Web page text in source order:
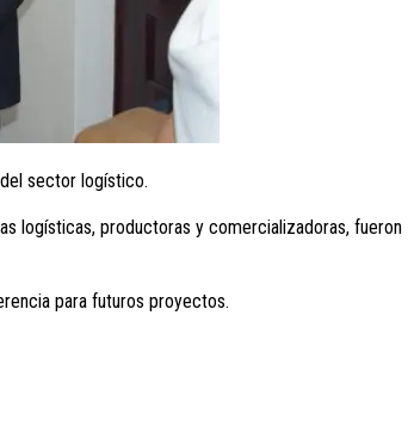
sector logístico.
logísticas, productoras y comercializadoras, fueron
para futuros proyectos.